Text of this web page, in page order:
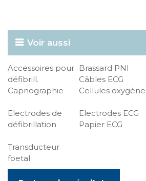
Voir aussi
Accessoires pour
défibrill.
Brassard PNI
Câbles ECG
Capnographie
Cellules oxygène
Electrodes de
défibrillation
Electrodes ECG
Papier ECG
Transducteur
foetal